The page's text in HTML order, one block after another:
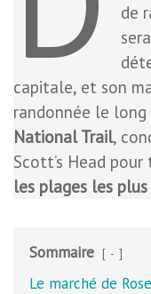
de
capitale, et son
randonnée le long
National Trail,
Scott’s Head
les plages les
Sommaire -
Le marché de